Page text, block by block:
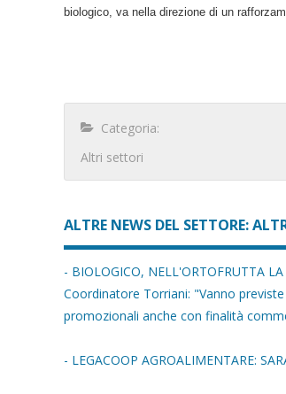
biologico, va nella direzione di un
Categoria:
Altri settori
ALTRE NEWS DEL SETTORE:
- BIOLOGICO, NELL'ORTOFRUTTA
Coordinatore Torriani: "Vanno
promozionali anche con finalità
- LEGACOOP AGROALIMENTARE: